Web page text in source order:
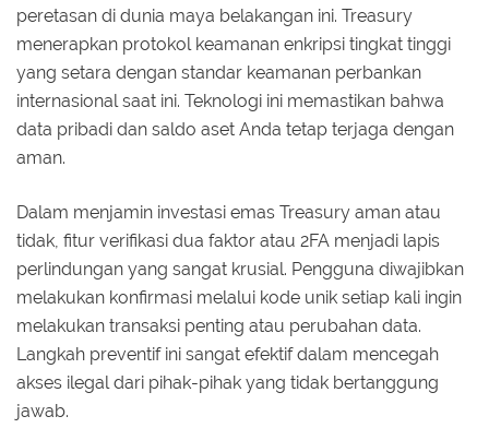
peretasan di dunia maya belakangan ini. Treasury
menerapkan protokol keamanan enkripsi tingkat tinggi
yang setara dengan standar keamanan perbankan
internasional saat ini. Teknologi ini memastikan bahwa
data pribadi dan saldo aset Anda tetap terjaga dengan
aman.
Dalam menjamin investasi emas Treasury aman atau
tidak, fitur verifikasi dua faktor atau 2FA menjadi lapis
perlindungan yang sangat krusial. Pengguna diwajibkan
melakukan konfirmasi melalui kode unik setiap kali ingin
melakukan transaksi penting atau perubahan data.
Langkah preventif ini sangat efektif dalam mencegah
akses ilegal dari pihak-pihak yang tidak bertanggung
jawab.